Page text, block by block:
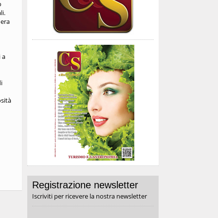
a
Registrazione newsletter
Iscriviti per ricevere la nostra newsletter